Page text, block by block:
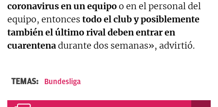
coronavirus en un equipoo en el personal del
equipo, entonces todo el club y posiblemente
también el último rival deben entrar en
cuarentenadurante dos semanas», advirtió.
TEMAS: Bundesliga